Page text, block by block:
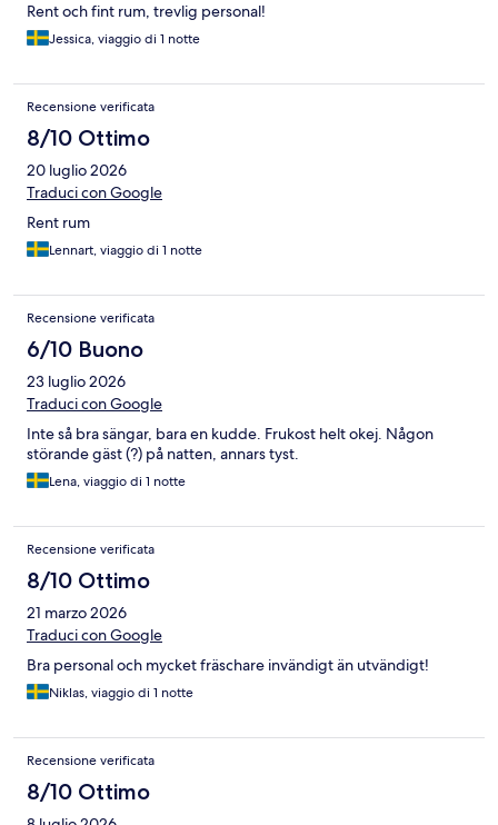
Rent och fint rum, trevlig personal!
Jessica, viaggio di 1 notte
Recensione verificata
8/10 Ottimo
20 luglio 2026
Traduci con Google
Rent rum
Lennart, viaggio di 1 notte
Recensione verificata
6/10 Buono
23 luglio 2026
Traduci con Google
Inte så bra sängar, bara en kudde. Frukost helt okej. Någon
störande gäst (?) på natten, annars tyst.
Lena, viaggio di 1 notte
Recensione verificata
8/10 Ottimo
21 marzo 2026
Traduci con Google
Bra personal och mycket fräschare invändigt än utvändigt!
Niklas, viaggio di 1 notte
Recensione verificata
8/10 Ottimo